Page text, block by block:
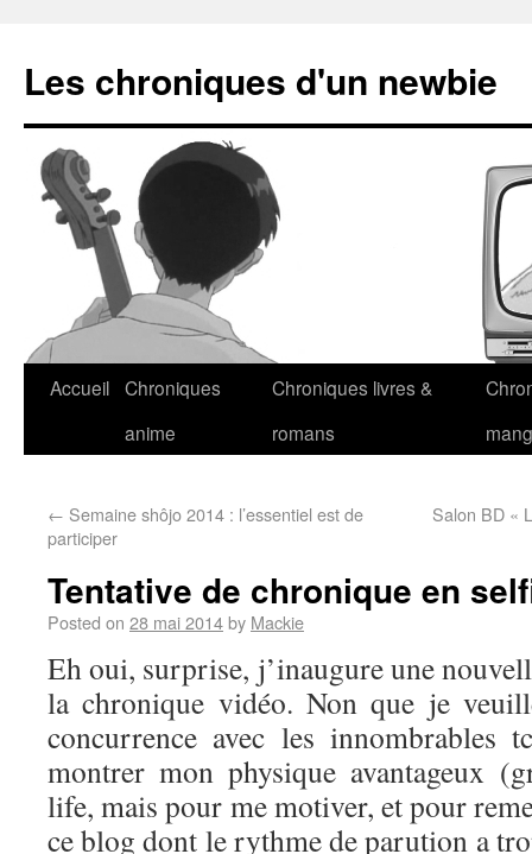
Les chroniques d'un newbie
Accueil Chroniques
anime
Chroniques livres &
romans
← Semaine shôjo 2014 : l’essentiel est de
participer
Salon BD «
Tentative de chronique en
Posted on 28 mai 2014by Mackie
Eh oui, surprise, j’inaugure une
la chronique vidéo. Non que je
concurrence avec les innombrables
montrer mon physique avantageux
life, mais pour me motiver, et pour
ce blog dont le rythme de parution a